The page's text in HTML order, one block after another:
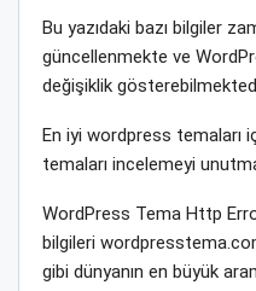
Bu yazıdaki bazı bilgiler
güncellenmekte ve
değişiklik
En iyi wordpress temaları
temaları incelemeyi
WordPress Tema Http
bilgileri
gibi dünyanın en büyük